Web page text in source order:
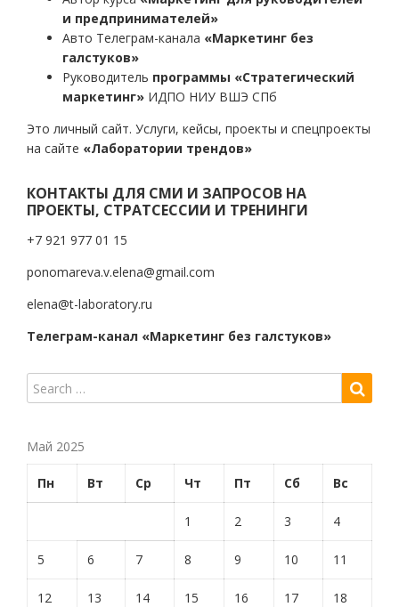
и предпринимателей»
Авто Телеграм-канала «Маркетинг без
галстуков»
Руководитель программы «Стратегический
маркетинг» ИДПО НИУ ВШЭ СПб
Это личный сайт. Услуги, кейсы, проекты и спецпроекты
на сайте «Лаборатории трендов»
КОНТАКТЫ ДЛЯ СМИ И ЗАПРОСОВ НА
ПРОЕКТЫ, СТРАТСЕССИИ И ТРЕНИНГИ
+7 921 977 01 15
ponomareva.v.elena@gmail.com
elena@t-laboratory.ru
Телеграм-канал «Маркетинг без галстуков»
Май 2025
Пн Вт Ср Чт Пт Сб Вс
1 2 3 4
5 6 7 8 9 10 11
12 13 14 15 16 17 18